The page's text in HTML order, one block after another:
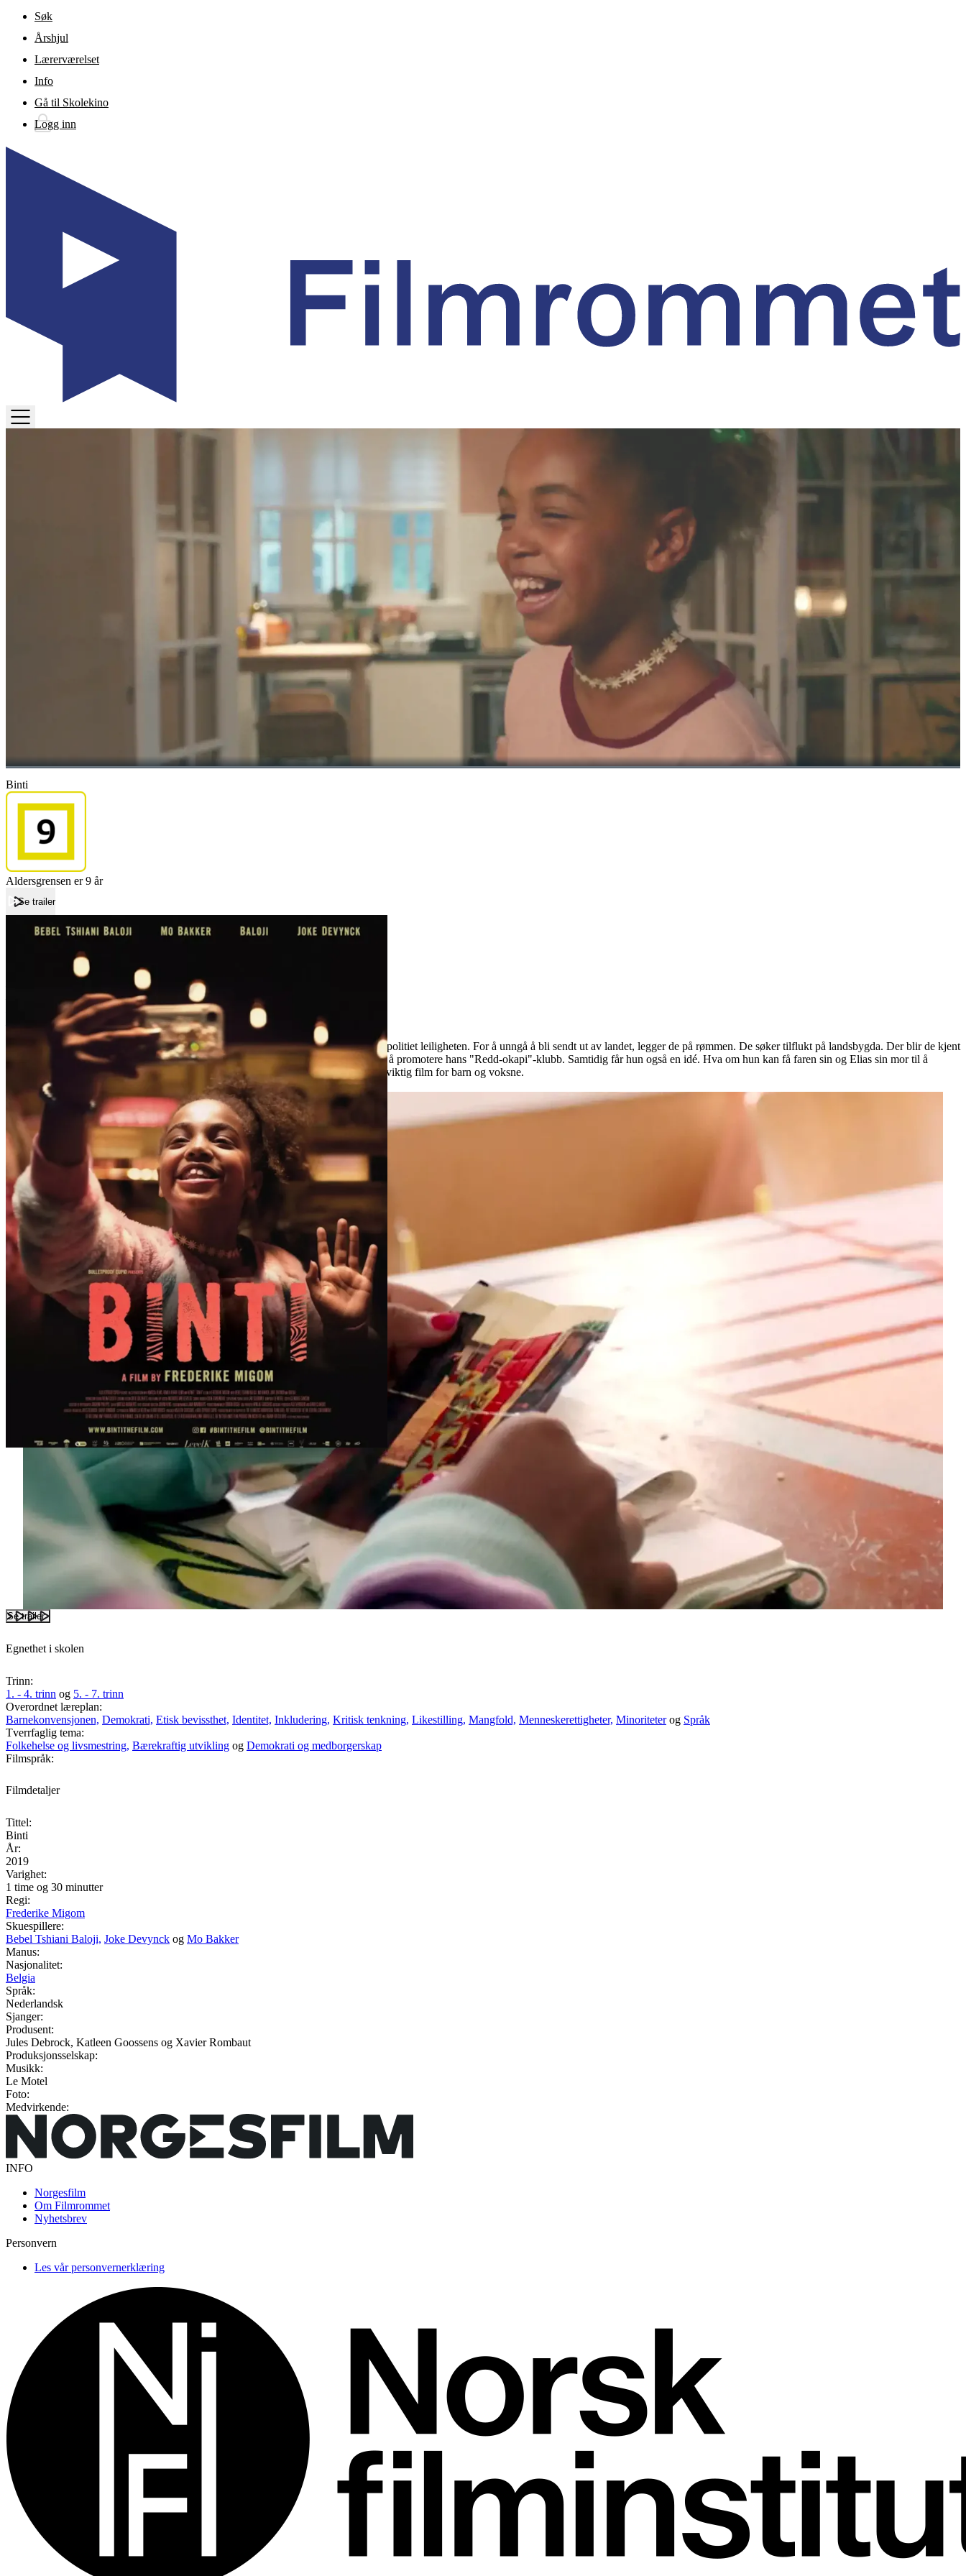
Gå til hovedinnhold
Søk
Årshjul
Lærerværelset
Info
Gå til Skolekino
Logg inn
Binti
Aldersgrensen er 9 år
Se trailer
ForsideBinti
Norgesfilm AS
Binti er født i Kongo, men bor papirløs i Belgia sammen med faren. En dag stormer politiet leiligheten. For å unngå å bli sendt ut av landet, legger de på rømmen. De søker tilflukt på landsbygda. Der blir de kjent
med Elias og moren hans. Binti lover å hjelpe Elias med å lage en youtube-kanal for å promotere hans "Redd-okapi"-klubb. Samtidig får hun også en idé. Hva om hun kan få faren sin og Elias sin mor til å
forelske seg? Hvis de gifter seg, kan de bli i Belgia for alltid? En herlig, morsom og viktig film for barn og voksne.
Publisert 20.09.2024
Se trailer
Egnethet i skolen
Trinn:
1. - 4. trinn og 5. - 7. trinn
Overordnet læreplan:
Barnekonvensjonen, Demokrati, Etisk bevissthet, Identitet, Inkludering, Kritisk tenkning, Likestilling, Mangfold, Menneskerettigheter, Minoriteterog Språk
Tverrfaglig tema:
Folkehelse og livsmestring, Bærekraftig utvikling og Demokrati og medborgerskap
Filmspråk:
Filmdetaljer
Tittel:
Binti
År:
2019
Varighet:
1 time og 30 minutter
Regi:
Frederike Migom
Skuespillere:
Bebel Tshiani Baloji, Joke Devynck og Mo Bakker
Manus:
Nasjonalitet:
Belgia
Språk:
Nederlandsk
Sjanger:
Produsent:
Jules Debrock, Katleen Goossens og Xavier Rombaut
Produksjonsselskap:
Musikk:
Le Motel
Foto:
Medvirkende:
INFO
Norgesfilm
Om Filmrommet
Nyhetsbrev
Personvern
Les vår personvernerklæring